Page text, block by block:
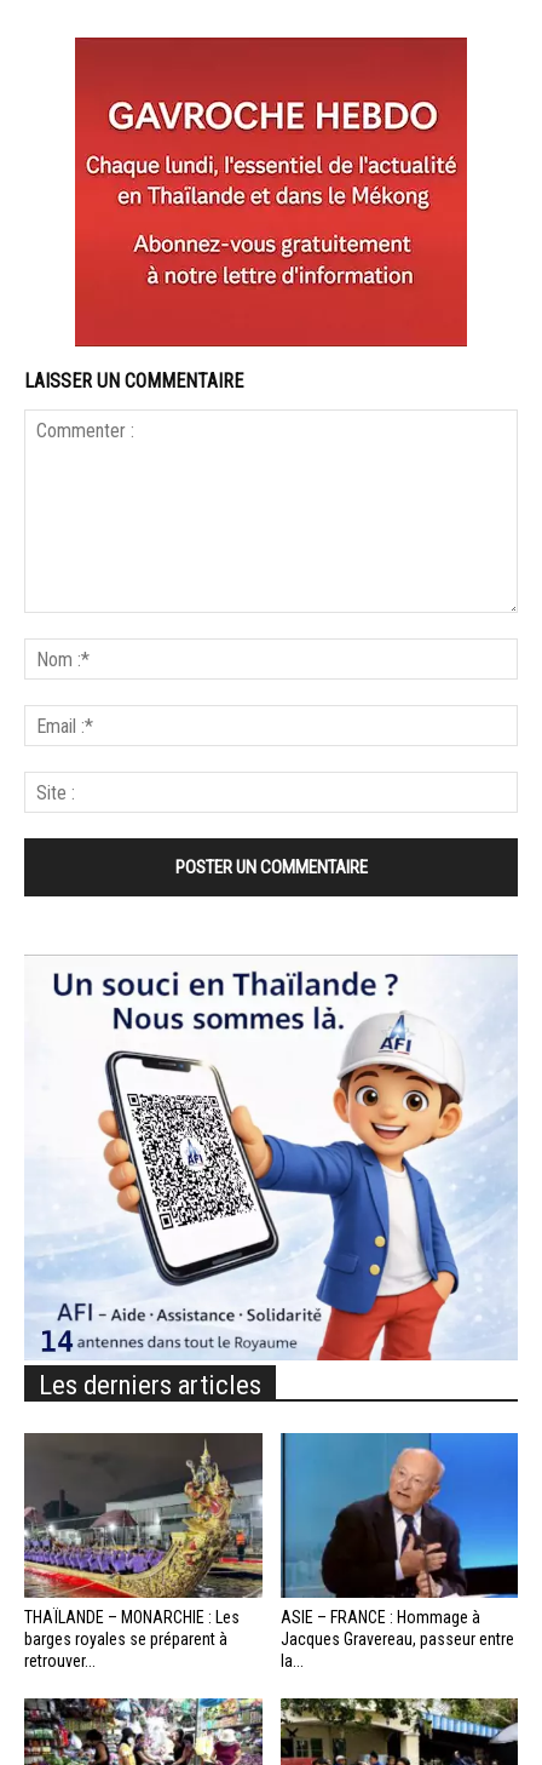
LAISSER UN COMMENTAIRE
Les derniers articles
THAÏLANDE – MONARCHIE : Les
barges royales se préparent à
retrouver...
ASIE – FRANCE : Hommage à
Jacques Gravereau, passeur entre
la...